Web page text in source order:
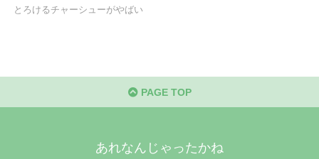
とろけるチャーシューがやばい
PAGE TOP
あれなんじゃったかね